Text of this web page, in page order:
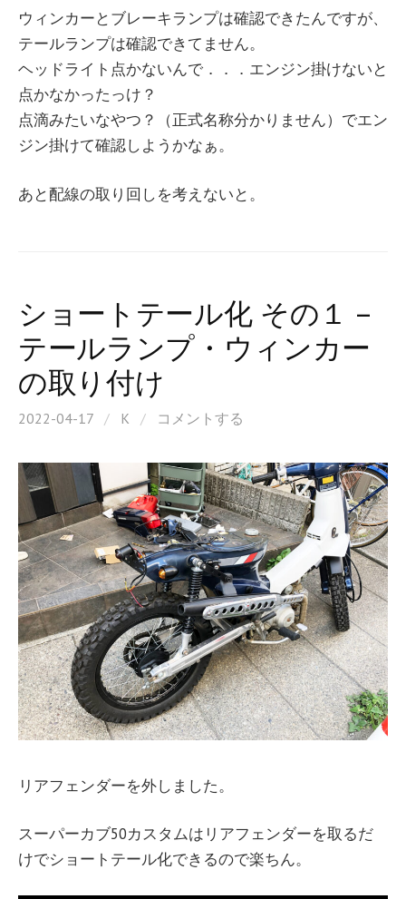
ウィンカーとブレーキランプは確認できたんですが、
テールランプは確認できてません。
ヘッドライト点かないんで．．．エンジン掛けないと
点かなかったっけ？
点滴みたいなやつ？（正式名称分かりません）でエン
ジン掛けて確認しようかなぁ。
あと配線の取り回しを考えないと。
ショートテール化 その１ –
テールランプ・ウィンカー
の取り付け
2022-04-17 / K / コメントする
リアフェンダーを外しました。
スーパーカブ50カスタムはリアフェンダーを取るだ
けでショートテール化できるので楽ちん。